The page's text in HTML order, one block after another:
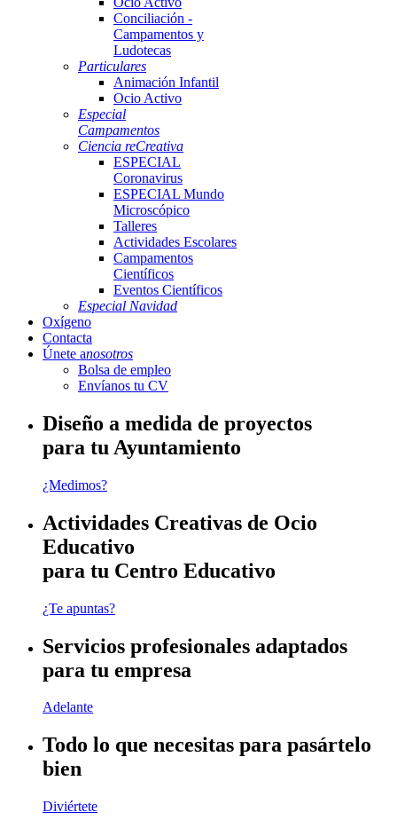
Conciliación -
Campamentos y
Ludotecas
Particulares
Animación Infantil
Ocio Activo
Especial
Campamentos
Ciencia reCreativa
ESPECIAL
Coronavirus
ESPECIAL Mundo
Microscópico
Talleres
Actividades Escolares
Campamentos
Científicos
Eventos Científicos
Especial Navidad
Oxígeno
Contacta
Únete anosotros
Bolsa de empleo
Envíanos tu CV
Diseño a medida de proyectos
para tu Ayuntamiento
¿Medimos?
Actividades Creativas de Ocio
Educativo
para tu Centro Educativo
¿Te apuntas?
Servicios profesionales adaptados
para tu empresa
Adelante
Todo lo que necesitas para pasártelo
bien
Diviértete